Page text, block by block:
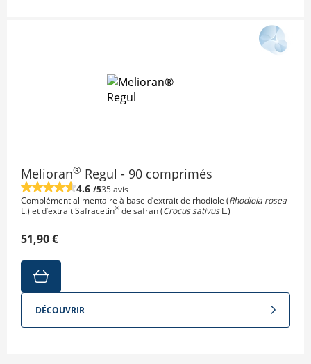
Melioran® Regul - 90 comprimés
4.6 /535 avis
Complément alimentaire à base d’extrait de rhodiole (Rhodiola rosea
L.) et d’extrait Safracetin® de safran (Crocus sativusL.)
51,90 €
DÉCOUVRIR